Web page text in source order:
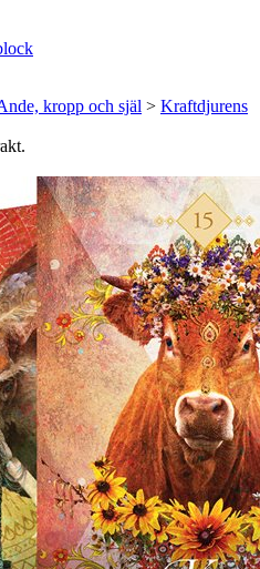
kropp och själ > Kraftdjurens